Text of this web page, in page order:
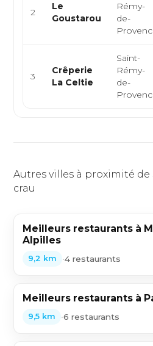
2
Le
Goustarou
Rémy-
de-
3
Crêperie
La Celtie
Saint-
Rémy-
de-
Autres villes à proximité
crau
Meilleurs restaurants à
Alpilles
9,2 km •4 restaurants
Meilleurs restaurants à
9,5 km •6 restaurants